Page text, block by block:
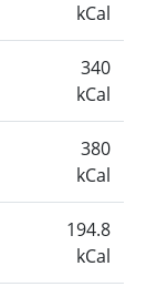
kCal
340
kCal
380
kCal
194.8
kCal